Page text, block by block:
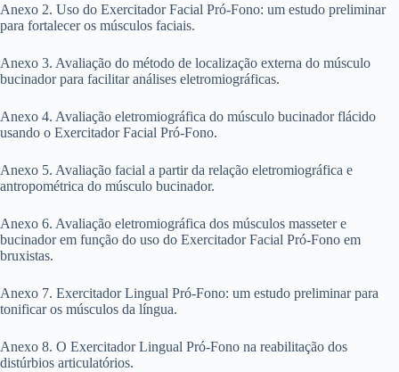
Anexo 2. Uso do Exercitador Facial Pró-Fono: um estudo preliminar
para fortalecer os músculos faciais.
Anexo 3. Avaliação do método de localização externa do músculo
bucinador para facilitar análises eletromiográficas.
Anexo 4. Avaliação eletromiográfica do músculo bucinador flácido
usando o Exercitador Facial Pró-Fono.
Anexo 5. Avaliação facial a partir da relação eletromiográfica e
antropométrica do músculo bucinador.
Anexo 6. Avaliação eletromiográfica dos músculos masseter e
bucinador em função do uso do Exercitador Facial Pró-Fono em
bruxistas.
Anexo 7. Exercitador Lingual Pró-Fono: um estudo preliminar para
tonificar os músculos da língua.
Anexo 8. O Exercitador Lingual Pró-Fono na reabilitação dos
distúrbios articulatórios.